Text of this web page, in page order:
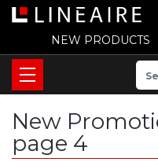
NEW PRODUCTS
New
page 4